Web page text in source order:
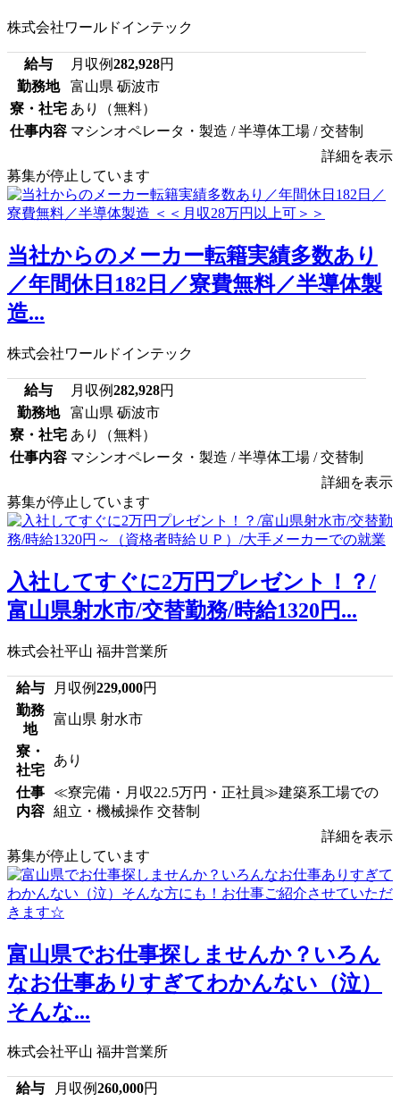
株式会社ワールドインテック
給与 月収例282,928円
勤務地
富山県 砺波市
寮・社宅 あり（無料）
仕事内容 マシンオペレータ・製造 / 半導体工場 / 交替制
詳細を表示
募集が停止しています
当社からのメーカー転籍実績多数あり
／年間休日182日／寮費無料／半導体製
造...
株式会社ワールドインテック
給与 月収例282,928円
勤務地
富山県 砺波市
寮・社宅 あり（無料）
仕事内容 マシンオペレータ・製造 / 半導体工場 / 交替制
詳細を表示
募集が停止しています
入社してすぐに2万円プレゼント！？/
富山県射水市/交替勤務/時給1320円...
株式会社平山 福井営業所
給与 月収例229,000円
勤務
地
富山県 射水市
寮・
社宅
あり
仕事
内容
≪寮完備・月収22.5万円・正社員≫建築系工場での
組立・機械操作 交替制
詳細を表示
募集が停止しています
富山県でお仕事探しませんか？いろん
なお仕事ありすぎてわかんない（泣）
そんな...
株式会社平山 福井営業所
給与 月収例260,000円